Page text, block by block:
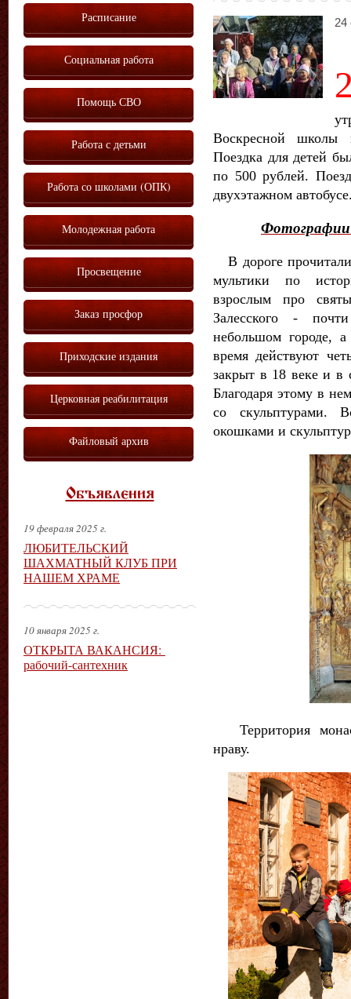
24
Воскресной школы
Поездка для детей
по 500 рублей.
двухэтажном
Фотографии
В дороге
мультики по
взрослым про
Залесского -
небольшом городе,
время действуют
закрыт в 18 веке и в
Благодаря этому в
со скульптурами.
окошками и
Территория
нраву.
Расписание
Социальная работа
Помощь СВО
Работа с детьми
Работа со школами (ОПК)
Молодежная работа
Просвещение
Заказ просфор
Приходские издания
Церковная реабилитация
Файловый архив
Объявления
19 февраля 2025 г.
ЛЮБИТЕЛЬСКИЙ
ШАХМАТНЫЙ КЛУБ ПРИ
НАШЕМ ХРАМЕ
10 января 2025 г.
ОТКРЫТА ВАКАНСИЯ:
рабочий-сантехник